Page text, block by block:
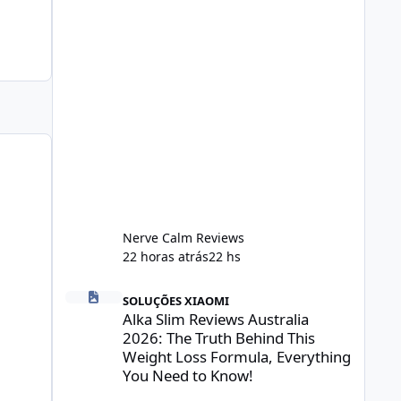
Nerve Calm Reviews
22 horas atrás22 hs
Alka Slim Reviews Australia 2026: The Truth Behind
SOLUÇÕES XIAOMI
Alka Slim Reviews Australia
2026: The Truth Behind This
Weight Loss Formula, Everything
You Need to Know!